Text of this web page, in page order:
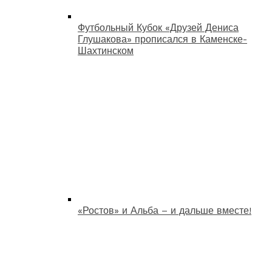
Футбольный Кубок «Друзей Дениса
Глушакова» прописался в Каменске-
Шахтинском
«Ростов» и Альба – и дальше вместе!